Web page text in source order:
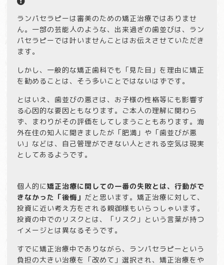
ランパセラピーは審美のための矯正治療ではありませ
ん。一部の芸能人のような、出来過ぎの歯並びは、ラン
パセラピーでは叶いませんことはお伝えさせていただき
ます。
しかし、一般的な矯正歯科でも「見た目」を理由に矯正
を勧めることは、そう多いことではないはずです。
とはいえ、歯並びの悪さは、お子様の性格等にも影響す
る心因的な要因ともなります。ご本人の理解に関わら
ず、まわりがその評価をしてしまうこともあります。海
外在住の知人に聞きましたが「肥満」や「歯並びが悪
い」などは、自己管理ができない人とされる空気は現実
としてあるようです。
個人的に矯正治療に関しての一番の失敗とは、行動がで
きなかった「後悔」 だと思います。矯正治療に対して、
投資に近い考え方をされる親御様もいらっしゃいます。
投資の中でのリスクとは、「リスク」という言葉が持つ
イメージとは異なるそうです。
すでに矯正治療中でありながら、ランパセラピーという
負担の大きい治療を「改めて」選択され、矯正治療をや